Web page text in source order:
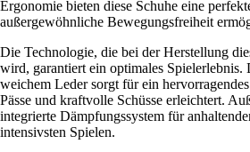
Ergonomie bieten diese Schuhe eine
außergewöhnliche Bewegungsfreiheit
Die Technologie, die bei der Herstellung
wird, garantiert ein optimales Spielerlebnis.
weichem Leder sorgt für ein
Pässe und kraftvolle Schüsse erleichtert.
integrierte Dämpfungssystem für
intensivsten Spielen.